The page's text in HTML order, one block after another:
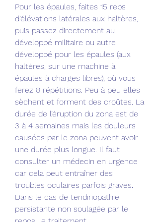
Pour les épaules, faites 15 reps
d’élévations latérales aux haltères,
puis passez directement au
développé militaire ou autre
développé pour les épaules (aux
haltères, sur une machine à
épaules à charges libres), où vous
ferez 8 répétitions. Peu à peu elles
sèchent et forment des croûtes. La
durée de l’éruption du zona est de
3 à 4 semaines mais les douleurs
causées par le zona peuvent avoir
une durée plus longue. Il faut
consulter un médecin en urgence
car cela peut entraîner des
troubles oculaires parfois graves.
Dans le cas de tendinopathie
persistante non soulagée par le